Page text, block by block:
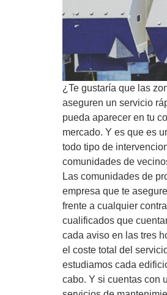
¿Te gustaría que las
aseguren un servicio
pueda aparecer en tu
mercado. Y es que es
todo tipo de
comunidades de
Las comunidades de
empresa que te
frente a cualquier
cualificados que
cada aviso en las tres
el coste total del
estudiamos cada
cabo. Y si cuentas con